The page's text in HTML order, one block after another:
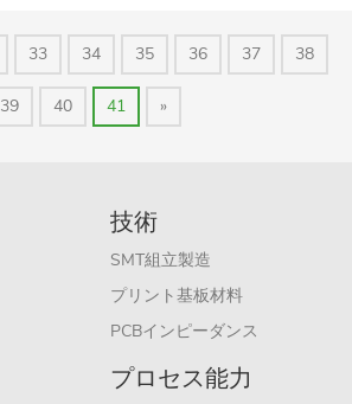
33 34 35 36 37 38
39 40 41 »
技術
SMT組立製造
プリント基板材料
PCBインピーダンス
プロセス能力